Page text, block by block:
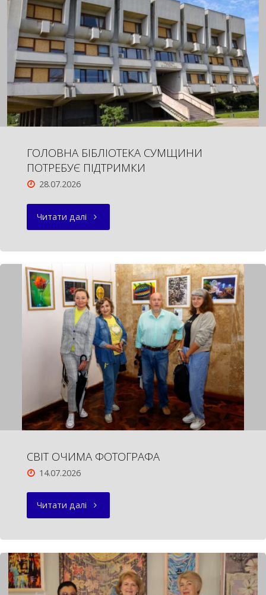
ГОЛОВНА БІБЛІОТЕКА СУМЩИНИ
ПОТРЕБУЄ ПІДТРИМКИ
28.07.2026
Читати далі "ГОЛОВНА
СУМЩИНИ
ПОТРЕБУЄ
ПІДТРИМКИ"
СВІТ ОЧИМА ФОТОГРАФА
14.07.2026
Читати далі "СВІТ
ФОТОГРАФА"